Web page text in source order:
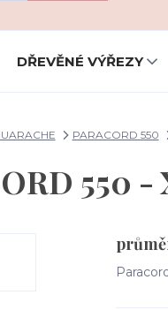
DŘEVĚNÉ VÝŘEZY
PARACORD 550
550 -